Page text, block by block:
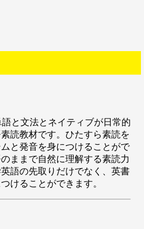
と文法とネイティブが日常的
読教材です。ひたすら素読を
と発音を身につけることがで
ままで自然に理解する素読力
語の先取りだけでなく、英書
けることができます。